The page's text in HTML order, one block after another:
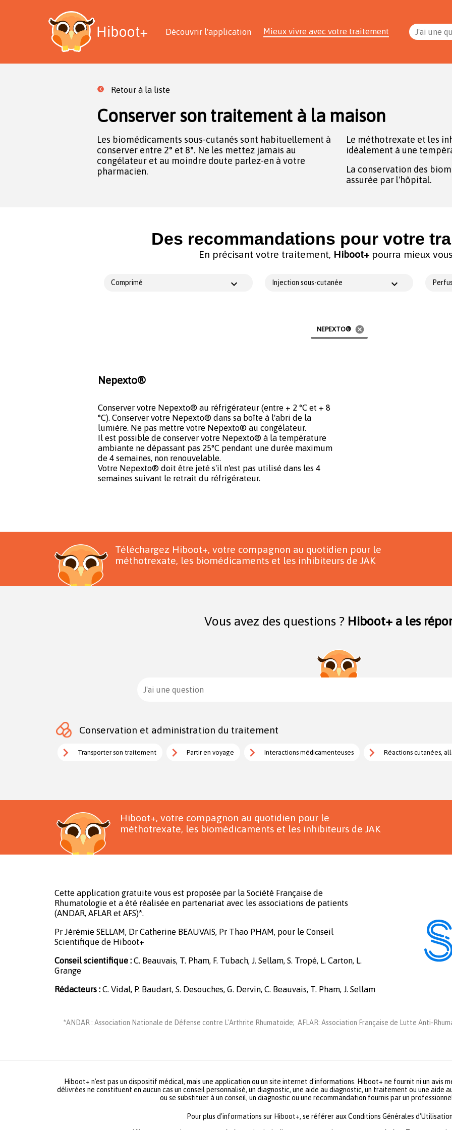
Découvrir l'application Mieux vivre avec votre traitement J'ai une
Retour à la liste
Conserver son traitement à la maison
Les biomédicaments sous-cutanés sont habituellement à
conserver entre 2° et 8°. Ne les mettez jamais au
congélateur et au moindre doute parlez-en à votre
pharmacien.
Le méthotrexate et les
idéalement à une
La conservation des
assurée par l'hôpital.
Des recommandations pour votre
En précisant votre traitement, Hiboot+ pourra mieux
Comprimé Injection sous-cutanée
NEPEXTO® cancel
Nepexto®
Conserver votre Nepexto® au réfrigérateur (entre + 2 °C et + 8
°C). Conserver votre Nepexto® dans sa boîte à l'abri de la
lumière. Ne pas mettre votre Nepexto® au congélateur.
Il est possible de conserver votre Nepexto® à la température
ambiante ne dépassant pas 25°C pendant une durée maximum
de 4 semaines, non renouvelable.
Votre Nepexto® doit être jeté s'il n'est pas utilisé dans les 4
semaines suivant le retrait du réfrigérateur.
Téléchargez Hiboot+, votre compagnon au quotidien pour le
méthotrexate, les biomédicaments et les inhibiteurs de JAK
Vous avez des questions ? Hiboot+ a les
J'ai une question
Conservation et administration du traitement
Transporter son traitement Partir en voyage Interactions médicamenteuses Réactions cutanées,
Hiboot+, votre compagnon au quotidien pour le
méthotrexate, les biomédicaments et les inhibiteurs de JAK
Cette application gratuite vous est proposée par la Société Française de
Rhumatologie et a été réalisée en partenariat avec les associations de patients
(ANDAR, AFLAR et AFS)*.
Pr Jérémie SELLAM, Dr Catherine BEAUVAIS, Pr Thao PHAM, pour le Conseil
Scientifique de Hiboot+
Conseil scientifique : C. Beauvais, T. Pham, F. Tubach, J. Sellam, S. Tropé, L. Carton, L.
Grange
Rédacteurs : C. Vidal, P. Baudart, S. Desouches, G. Dervin, C. Beauvais, T. Pham, J. Sellam
*ANDAR : Association Nationale de Défense contre L'Arthrite Rhumatoide; AFLAR: Association Française de Lutte Anti-
Hiboot+ n'est pas un dispositif médical, mais une application ou un site internet d'informations. Hiboot+ ne fournit ni un avis
délivrées ne constituent en aucun cas un conseil personnalisé, un diagnostic, une aide au diagnostic, un traitement ou une aide
ou se substituer à un conseil, un diagnostic ou une recommandation fournis par un
Pour plus d'informations sur Hiboot+, se référer aux Conditions Générales